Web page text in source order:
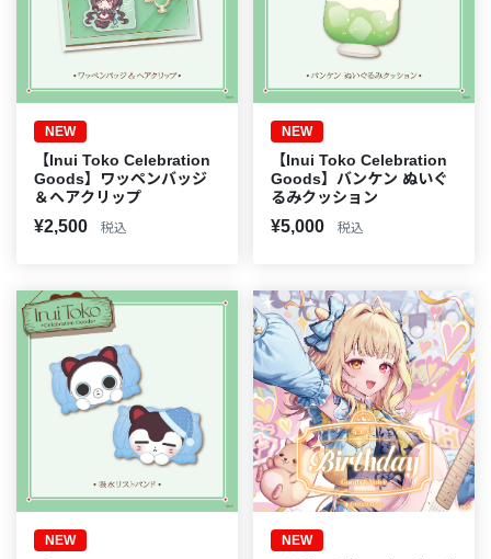
NEW
【Inui Toko Celebration
Goods】ワッペンバッジ
＆ヘアクリップ
¥2,500 税込
NEW
【Inui Toko Celebration
Goods】バンケン ぬいぐ
るみクッション
¥5,000 税込
NEW NEW